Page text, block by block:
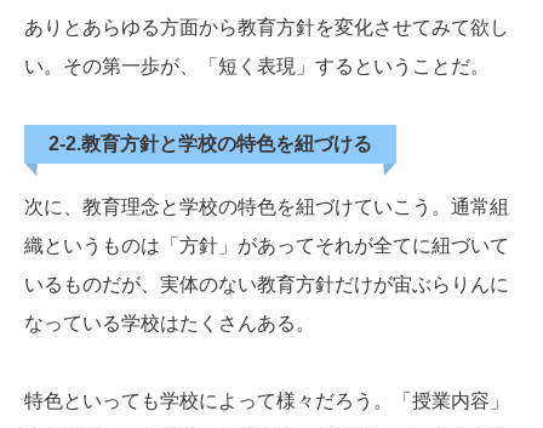
ありとあらゆる方面から教育方針を変化させてみて欲し
い。その第一歩が、「短く表現」するということだ。
2-2.教育方針と学校の特色を紐づける
次に、教育理念と学校の特色を紐づけていこう。通常組
織というものは「方針」があってそれが全てに紐づいて
いるものだが、実体のない教育方針だけが宙ぶらりんに
なっている学校はたくさんある。
特色といっても学校によって様々だろう。「授業内容」